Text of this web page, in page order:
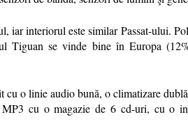
interiorul este similar Passat-ului.
Tiguan se vinde bine în Europa
o linie audio bună, o climatizare
cu o magazie de 6 cd-uri, cu